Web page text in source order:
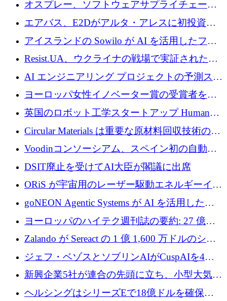
に買収
オスプレー、ソフトウェアサプライチェーン
攻撃を阻止するために265万ドルを確保
エアバス、E2Dがアルタ・アレスに初投資、
欧州防衛技術ファンドに5億ユーロを拠出
アイスランドの Sowilo が AI を活用したファ
ッション製品インテリジェンス プラットフォ
ームを拡大するためにプレシードを調達
Resist.UA、ウクライナの戦場で実証された防
衛技術を拡大するために5,000万ユーロの欧州
基金を立ち上げる
AI エンジニアリング プロジェクトの予測スタ
ートアップ Cascade が a16z アクセラレータか
らの支援を獲得
ヨーロッパ女性イノベーター賞の受賞者を紹
介します
英国のロボット工学スタートアップ Humanoid
がシリーズ A 1 億 5,200 万ドルで評価額 13 億
5,000 万ドルに到達
Circular Materials は重要な原材料回収技術の拡
張に 1,180 万ユーロを確保
Voodinコンソーシアム、スペイン初の自動木
製ブレード工場の建設にEU補助金4,800万ユ
ーロを確保
DSIT廃止を受けてAI大臣が閣議に出席
ORiS が宇宙用のレーザー駆動エネルギーイン
フラの構築に 500 万ユーロを調達
goNEON Agentic Systems が AI を活用したイ
ンフラ計画を加速するために 16 万ユーロを確
ヨーロッパのハイテク週刊誌の要約: 27 億ユ
ーロを超える 60 以上のハイテク資金調達取引
Zalando が Sereact の 1 億 1,600 万ドルのシリ
ーズ B に参加し、AI を活用した倉庫自動化を
ジェフ・ベゾスとソブリンAIがCuspAIを4億
5,000万ドルの資金調達で支援
新興企業5社が連合の先頭に立ち、小型大気質
センサーをEUのクリーンエア政策の中心に据
ヘルシングはシリーズEで18億ドルを確保、